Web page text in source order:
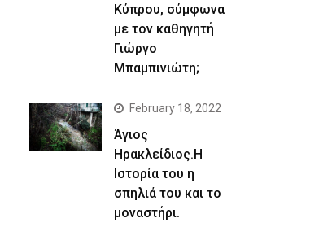
Κύπρου, σύμφωνα
με τον καθηγητή
Γιώργο
Μπαμπινιώτη;
February 18, 2022
Άγιος
Ηρακλείδιος.Η
Ιστορία του η
σπηλιά του και το
μοναστήρι.